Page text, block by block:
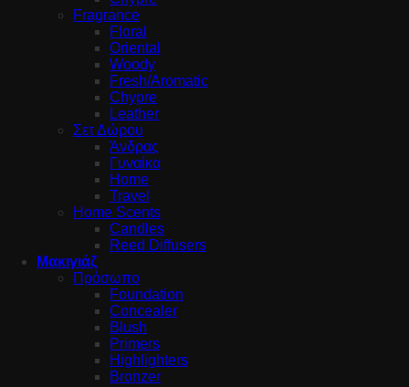
Fragrance
Floral
Oriental
Woody
Fresh/Aromatic
Chypre
Leather
Σετ Δώρου
Άνδρας
Γυναίκα
Home
Travel
Home Scents
Candles
Reed Diffusers
Μακιγιάζ
Πρόσωπο
Foundation
Concealer
Blush
Primers
Highlighters
Bronzer